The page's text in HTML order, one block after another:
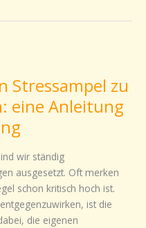
Stressampel zu
eine Anleitung
wir ständig
ausgesetzt. Oft merken
schon kritisch hoch ist.
ist die
die eigenen